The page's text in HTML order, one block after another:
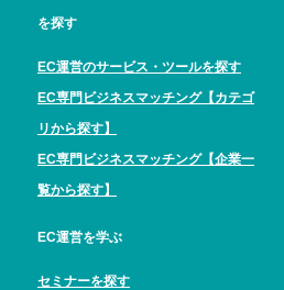
を探す
EC運営のサービス・ツールを探す
EC専門ビジネスマッチング【カテゴ
リから探す】
EC専門ビジネスマッチング【企業一
覧から探す】
EC運営を学ぶ
セミナーを探す